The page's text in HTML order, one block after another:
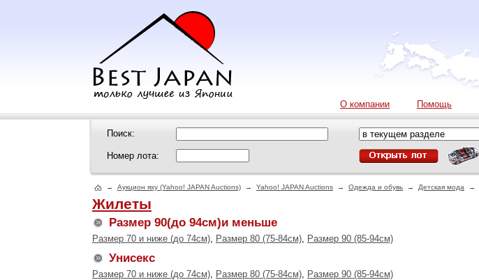
О компании Помощь
Поиск:
Номер лота:
→ Аукцион яху (Yahoo! JAPAN Auctions) → Yahoo! JAPAN Auctions → Одежда и обувь → Детская мода →
Жилеты
Размер 90(до 94см)и меньше
Размер 70 и ниже (до 74см), Размер 80 (75-84см), Размер 90 (85-94см)
Унисекс
Размер 70 и ниже (до 74см), Размер 80 (75-84см), Размер 90 (85-94см)